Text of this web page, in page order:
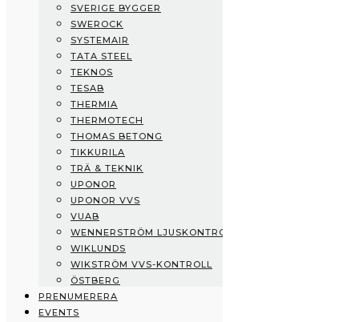
Svensk Byggplåt
Sverige Bygger
Swerock
Systemair
Tata Steel
Teknos
Tesab
Thermia
Thermotech
Thomas Betong
Tikkurila
Trä & Teknik
Uponor
Uponor VVS
vuab
Wennerström Ljuskontroll
Wiklunds
Wikström VVS-Kontroll
Östberg
Prenumerera
SVERIGE BYGGER
SWEROCK
SYSTEMAIR
TATA STEEL
TEKNOS
TESAB
THERMIA
THERMOTECH
THOMAS BETONG
TIKKURILA
TRÄ & TEKNIK
UPONOR
UPONOR VVS
VUAB
WENNERSTRÖM LJUSKONTROLL
WIKLUNDS
WIKSTRÖM VVS-KONTROLL
ÖSTBERG
PRENUMERERA
EVENTS